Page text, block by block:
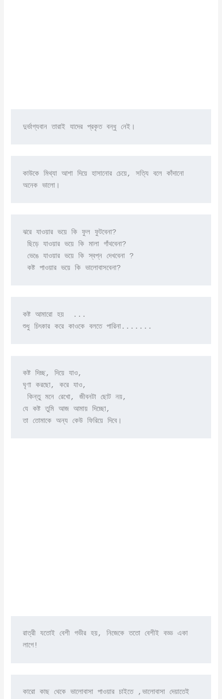
দুর্ভাগ্যবান তারাই যাদের প্রকৃত বন্ধু নেই।
কাউকে মিথ্যা আশা দিয়ে হাসানোর চেয়ে, সত্যি বলে কাঁদানো
অনেক ভালো।
ঝরে যাওয়ার ভয়ে কি ফুল ফুটবেনা?
কষ্ট পাওয়ার ভয়ে কি ভালোবাসবেনা?
কষ্ট আমারো হয়  ...
শুধু চিৎকার করে কাওকে বলতে পারিনা.......
কষ্ট দিচ্ছ, দিয়ে যাও,
ঘৃণা করছো, করে যাও,
যে কষ্ট তুমি আজ আমায় দিচ্ছো,
তা তোমাকে অন্য কেউ ফিরিয়ে দিবে।
রাত্রী যতোই বেশী গভীর হয়, নিজেকে ততো বেশীই বড্ড একা
লাগে!
কারো কাছ থেকে ভালোবাসা পাওয়ার চাইতে ,ভালোবাসা দেয়াতেই